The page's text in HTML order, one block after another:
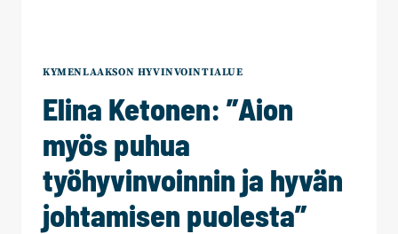
KYMENLAAKSON HYVINVOINTIALUE
Elina Ketonen: ”Aion
myös puhua
työhyvinvoinnin ja hyvän
johtamisen puolesta”